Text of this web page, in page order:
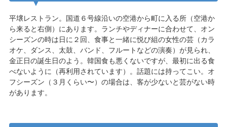
平壌レストラン。国道６号線沿いの空港から町に入る所（空港か
ら来ると右側）にあります。ランチやディナーに合わせて、オン
シーズンの時は日に２回、食事と一緒に悦び組の女性の芸（カラ
オケ、ダンス、太鼓、バンド、フルートなどの演奏）が見られ、
金正日の誕生日のよう。韓国食も悪くないですが、最初に出る食
べないように（再利用されています）。話題には持ってこい。オ
フシーズン（３月くらい〜）の場合は、客が少ないと芸がない時
があります。